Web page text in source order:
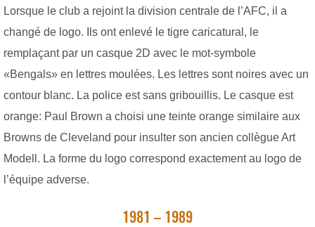
Lorsque le club a rejoint la division centrale de l’AFC, il a
changé de logo. Ils ont enlevé le tigre caricatural, le
remplaçant par un casque 2D avec le mot-symbole
«Bengals» en lettres moulées. Les lettres sont noires avec un
contour blanc. La police est sans gribouillis. Le casque est
orange: Paul Brown a choisi une teinte orange similaire aux
Browns de Cleveland pour insulter son ancien collègue Art
Modell. La forme du logo correspond exactement au logo de
l’équipe adverse.
1981 – 1989